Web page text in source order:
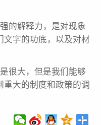
的解释力，是对现象
文字的功底，以及对材
很大，但是我们能够
大的制度和政策的调